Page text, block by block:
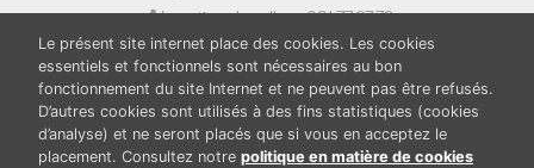
Location de salles : 081.77.67.79
info@ledelta.be
Le présent site internet place des cookies. Les cookies
essentiels et fonctionnels sont nécessaires au bon
fonctionnement du site Internet et ne peuvent pas être refusés.
D’autres cookies sont utilisés à des fins statistiques (cookies
d’analyse) et ne seront placés que si vous en acceptez le
placement. Consultez notre politique en matière de cookies